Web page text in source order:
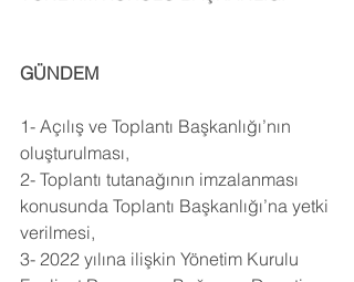
GÜNDEM
1- Açılış ve Toplantı Başkanlığı’nın
oluşturulması,
2- Toplantı tutanağının imzalanması
konusunda Toplantı Başkanlığı’na yetki
verilmesi,
3- 2022 yılına ilişkin Yönetim Kurulu